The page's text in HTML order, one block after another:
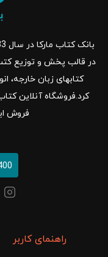
در قالب پخش و توزیع
فروش
راهنمای کاربر